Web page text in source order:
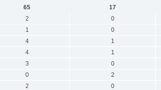
65 17
2 0
1 0
4 1
4 1
3 0
0 2
2 0